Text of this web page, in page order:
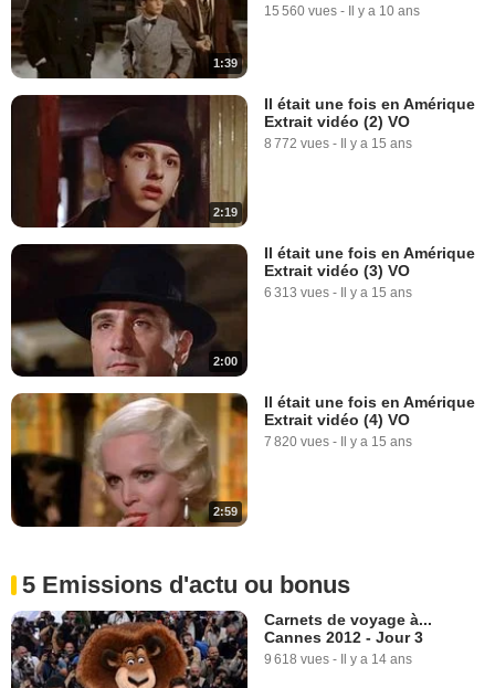
1:39
15 560 vues - Il y a 10 ans
2:19
Il était une fois en Amérique
Extrait vidéo (2) VO
8 772 vues - Il y a 15 ans
2:00
Il était une fois en Amérique
Extrait vidéo (3) VO
6 313 vues - Il y a 15 ans
2:59
Il était une fois en Amérique
Extrait vidéo (4) VO
7 820 vues - Il y a 15 ans
5 Emissions d'actu ou bonus
Carnets de voyage à...
Cannes 2012 - Jour 3
9 618 vues - Il y a 14 ans